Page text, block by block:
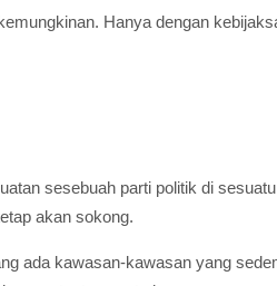
Hanya dengan
sesebuah parti politik di
akan sokong.
ada kawasan-kawasan yang